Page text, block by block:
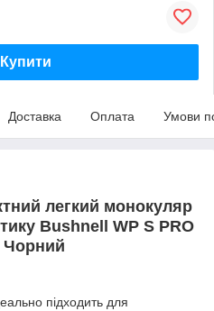
Купити
Доставка Оплата Умови
легкий монокуляр
Bushnell WP S PRO
Чорний
підходить для